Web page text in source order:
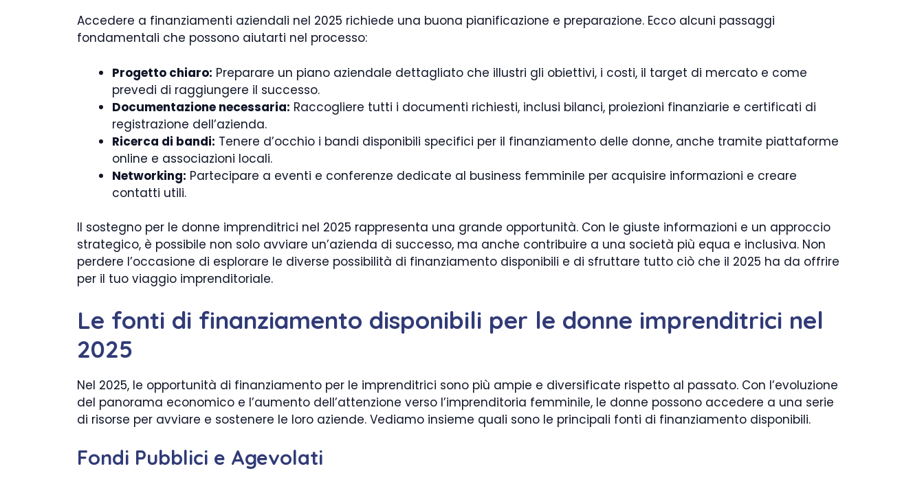
Accedere a finanziamenti aziendali nel 2025 richiede una buona pianificazione e preparazione. Ecco alcuni passaggi
fondamentali che possono aiutarti nel processo:
Progetto chiaro: Preparare un piano aziendale dettagliato che illustri gli obiettivi, i costi, il target di mercato e come
prevedi di raggiungere il successo.
Documentazione necessaria: Raccogliere tutti i documenti richiesti, inclusi bilanci, proiezioni finanziarie e certificati di
registrazione dell’azienda.
Ricerca di bandi: Tenere d’occhio i bandi disponibili specifici per il finanziamento delle donne, anche tramite piattaforme
online e associazioni locali.
Networking: Partecipare a eventi e conferenze dedicate al business femminile per acquisire informazioni e creare
contatti utili.
Il sostegno per le donne imprenditrici nel 2025 rappresenta una grande opportunità. Con le giuste informazioni e un approccio
strategico, è possibile non solo avviare un’azienda di successo, ma anche contribuire a una società più equa e inclusiva. Non
perdere l’occasione di esplorare le diverse possibilità di finanziamento disponibili e di sfruttare tutto ciò che il 2025 ha da offrire
per il tuo viaggio imprenditoriale.
Le fonti di finanziamento disponibili per le donne imprenditrici nel
2025
Nel 2025, le opportunità di finanziamento per le imprenditrici sono più ampie e diversificate rispetto al passato. Con l’evoluzione
del panorama economico e l’aumento dell’attenzione verso l’imprenditoria femminile, le donne possono accedere a una serie
di risorse per avviare e sostenere le loro aziende. Vediamo insieme quali sono le principali fonti di finanziamento disponibili.
Fondi Pubblici e Agevolati